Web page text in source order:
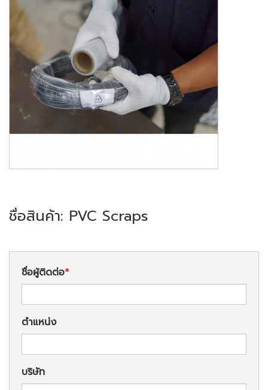
ชื่อสินค้า: PVC Scraps
ชื่อผู้ติดต่อ
ตำแหน่ง
บริษัท